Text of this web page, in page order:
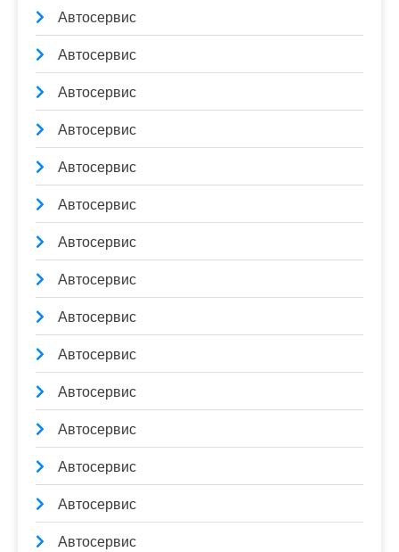
Автосервис
Автосервис
Автосервис
Автосервис
Автосервис
Автосервис
Автосервис
Автосервис
Автосервис
Автосервис
Автосервис
Автосервис
Автосервис
Автосервис
Автосервис